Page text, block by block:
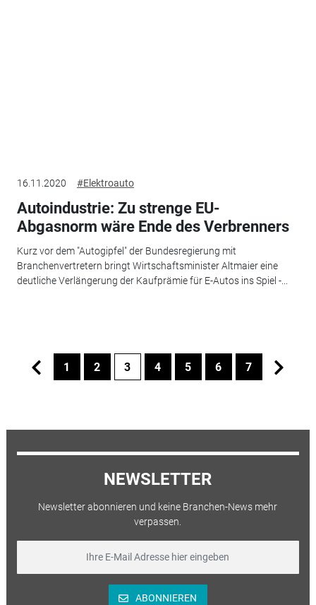
16.11.2020 #Elektroauto
Autoindustrie: Zu strenge EU-
Abgasnorm wäre Ende des Verbrenners
Kurz vor dem "Autogipfel" der Bundesregierung mit
Branchenvertretern bringt Wirtschaftsminister Altmaier eine
deutliche Verlängerung der Kaufprämie für E-Autos ins Spiel -...
1 2 3 4 5 6 7
NEWSLETTER
Newsletter abonnieren und keine Branchen-News mehr
verpassen.
ABONNIEREN